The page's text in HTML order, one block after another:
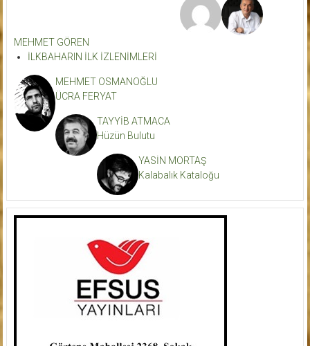
MEHMET GÖREN
İLKBAHARIN İLK İZLENİMLERİ
MEHMET OSMANOĞLU
ÜCRA FERYAT
TAYYİB ATMACA
Hüzün Bulutu
YASİN MORTAŞ
Kalabalık Kataloğu